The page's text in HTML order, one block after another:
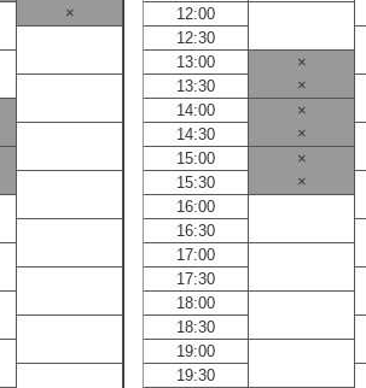
×
12:00
12:30
13:00
×
13:30
×
14:00
×
14:30
×
15:00
×
15:30
×
16:00
16:30
17:00
17:30
18:00
18:30
19:00
19:30